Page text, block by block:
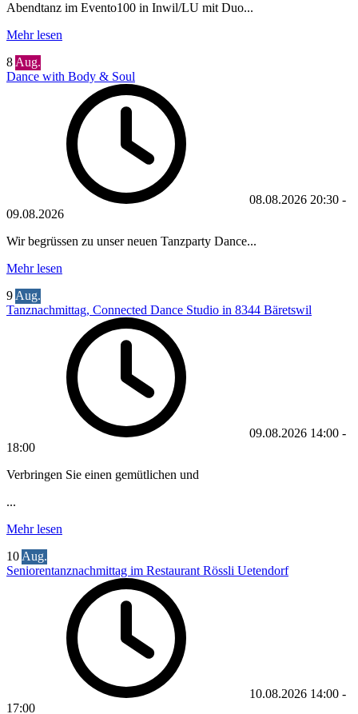
Abendtanz im Evento100 in Inwil/LU mit Duo...
Mehr lesen
8 Aug.
Dance with Body & Soul
08.08.2026 20:30 -
09.08.2026
Wir begrüssen zu unser neuen Tanzparty Dance...
Mehr lesen
9 Aug.
Tanznachmittag, Connected Dance Studio in 8344 Bäretswil
09.08.2026 14:00 -
18:00
Verbringen Sie einen gemütlichen und
...
Mehr lesen
10 Aug.
Seniorentanznachmittag im Restaurant Rössli Uetendorf
10.08.2026 14:00 -
17:00